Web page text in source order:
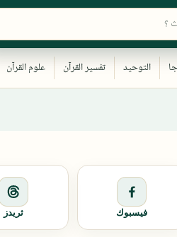
فيسبوك ثريدز